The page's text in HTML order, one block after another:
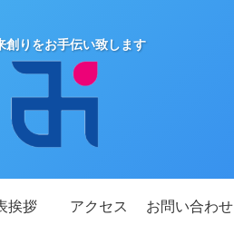
創りをお手伝い致します
挨拶 アクセス お問い合わせ